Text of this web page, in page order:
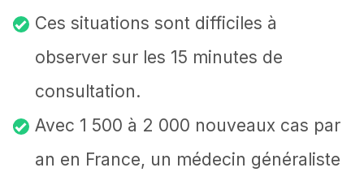
Ces situations sont difficiles à
observer sur les 15 minutes de
consultation.
Avec 1 500 à 2 000 nouveaux cas par
an en France, un médecin généraliste